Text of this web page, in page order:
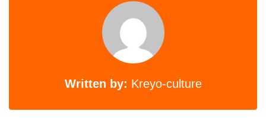
Written by: Kreyo-culture